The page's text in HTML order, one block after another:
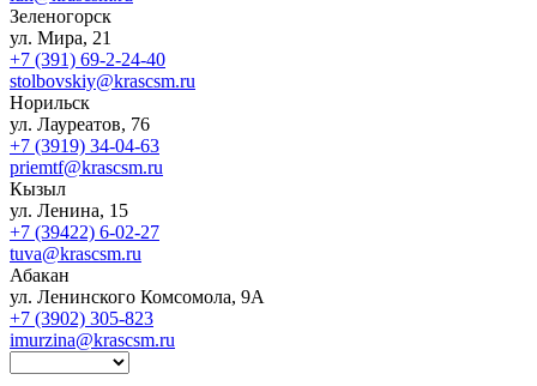
Зеленогорск
ул. Мира, 21
+7 (391) 69-2-24-40
stolbovskiy@krascsm.ru
Норильск
ул. Лауреатов, 76
+7 (3919) 34-04-63
priemtf@krascsm.ru
Кызыл
ул. Ленина, 15
+7 (39422) 6-02-27
tuva@krascsm.ru
Абакан
ул. Ленинского Комсомола, 9А
+7 (3902) 305-823
imurzina@krascsm.ru